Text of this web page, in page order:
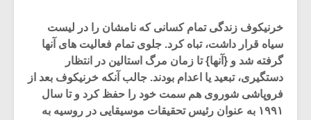
خرنیکوف زندگی تمام کسانی که نامشان را در لیست
سیاه قرار داشت، تباه کرد. جلوی تمام فعالیت های آنها
گرفته شد و {آنها} تا زمان مرگ استالین در انتظار
دستگیری، تبعید یا اعدام بودند. جالب آنکه خرنیکوف بعد از
فروپاشی شوروی هم سمت خود را حفظ کرد و تا سال
۱۹۹۱ به عنوان رئیس تحقیقات موسیقایی در روسیه به